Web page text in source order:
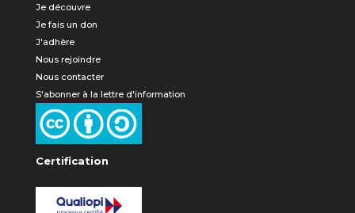
Je découvre
Je fais un don
J'adhère
Nous rejoindre
Nous contacter
S'abonner à la lettre d'information
Certification